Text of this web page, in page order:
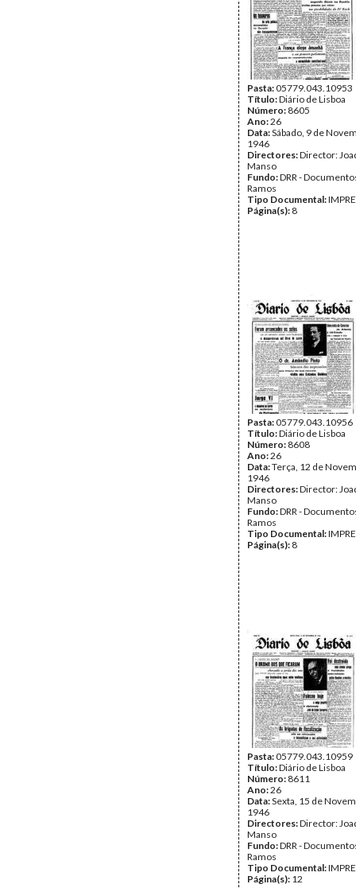
Pasta:05779.043.10953
Título:Diário de Lisboa
Número: 8605
Ano:26
Data:Sábado, 9 de
1946
Directores:Director:
Manso
Fundo:DRR -
Ramos
Tipo Documental:
Página(s): 8
Pasta:05779.043.10956
Título:Diário de Lisboa
Número: 8608
Ano:26
Data:Terça, 12 de
1946
Directores:Director:
Manso
Fundo:DRR -
Ramos
Tipo Documental:
Página(s): 8
Pasta:05779.043.10959
Título:Diário de Lisboa
Número: 8611
Ano:26
Data:Sexta, 15 de
1946
Directores:Director:
Manso
Fundo:DRR -
Ramos
Tipo Documental:
Página(s): 12